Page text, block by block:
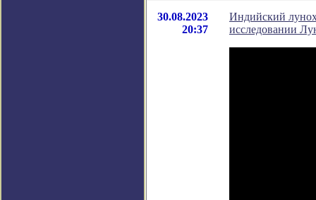
30.08.2023
20:37
Индийский
исследовании